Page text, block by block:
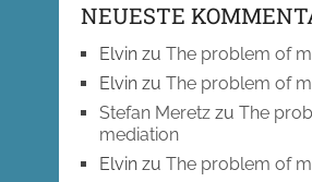
NEUESTE
Elvinzu The problem of
Elvinzu The problem of
Stefan Meretzzu The
mediation
Elvinzu The problem of